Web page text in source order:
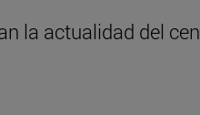
la actualidad del